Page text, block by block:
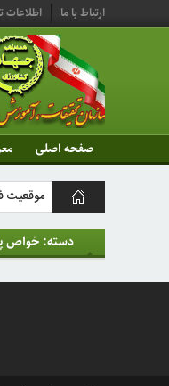
ارتباط با ما
صفحه اصلی
مرکز
تحقیقات و
موقعیت
دسته: خواص